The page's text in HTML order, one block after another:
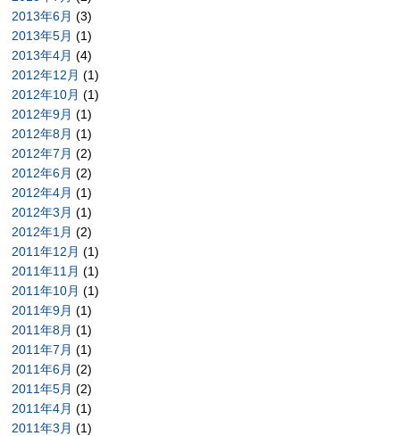
2013年6月 (3)
2013年5月 (1)
2013年4月 (4)
2012年12月 (1)
2012年10月 (1)
2012年9月 (1)
2012年8月 (1)
2012年7月 (2)
2012年6月 (2)
2012年4月 (1)
2012年3月 (1)
2012年1月 (2)
2011年12月 (1)
2011年11月 (1)
2011年10月 (1)
2011年9月 (1)
2011年8月 (1)
2011年7月 (1)
2011年6月 (2)
2011年5月 (2)
2011年4月 (1)
2011年3月 (1)